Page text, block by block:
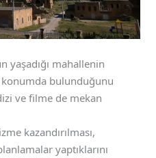
yaşadığı mahallenin
bulunduğunu
ve filme de mekan
kazandırılması,
yaptıklarını